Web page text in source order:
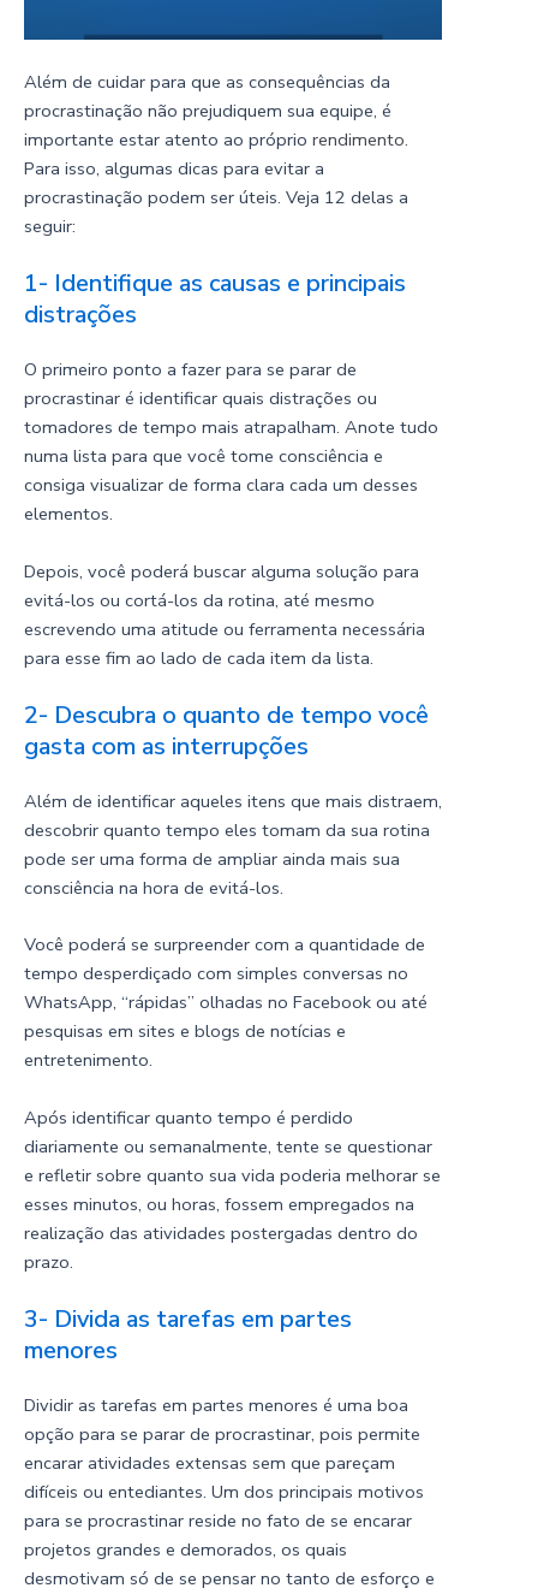
Além de cuidar para que as consequências da
procrastinação não prejudiquem sua equipe, é
importante estar atento ao próprio rendimento.
Para isso, algumas dicas para evitar a
procrastinação podem ser úteis. Veja 12 delas a
seguir:
1- Identifique as causas e principais
distrações
O primeiro ponto a fazer para se parar de
procrastinar é identificar quais distrações ou
tomadores de tempo mais atrapalham. Anote tudo
numa lista para que você tome consciência e
consiga visualizar de forma clara cada um desses
elementos.
Depois, você poderá buscar alguma solução para
evitá-los ou cortá-los da rotina, até mesmo
escrevendo uma atitude ou ferramenta necessária
para esse fim ao lado de cada item da lista.
2- Descubra o quanto de tempo você
gasta com as interrupções
Além de identificar aqueles itens que mais distraem,
descobrir quanto tempo eles tomam da sua rotina
pode ser uma forma de ampliar ainda mais sua
consciência na hora de evitá-los.
Você poderá se surpreender com a quantidade de
tempo desperdiçado com simples conversas no
WhatsApp, “rápidas” olhadas no Facebook ou até
pesquisas em sites e blogs de notícias e
entretenimento.
Após identificar quanto tempo é perdido
diariamente ou semanalmente, tente se questionar
e refletir sobre quanto sua vida poderia melhorar se
esses minutos, ou horas, fossem empregados na
realização das atividades postergadas dentro do
prazo.
3- Divida as tarefas em partes
menores
Dividir as tarefas em partes menores é uma boa
opção para se parar de procrastinar, pois permite
encarar atividades extensas sem que pareçam
difíceis ou entediantes. Um dos principais motivos
para se procrastinar reside no fato de se encarar
projetos grandes e demorados, os quais
desmotivam só de se pensar no tanto de esforço e